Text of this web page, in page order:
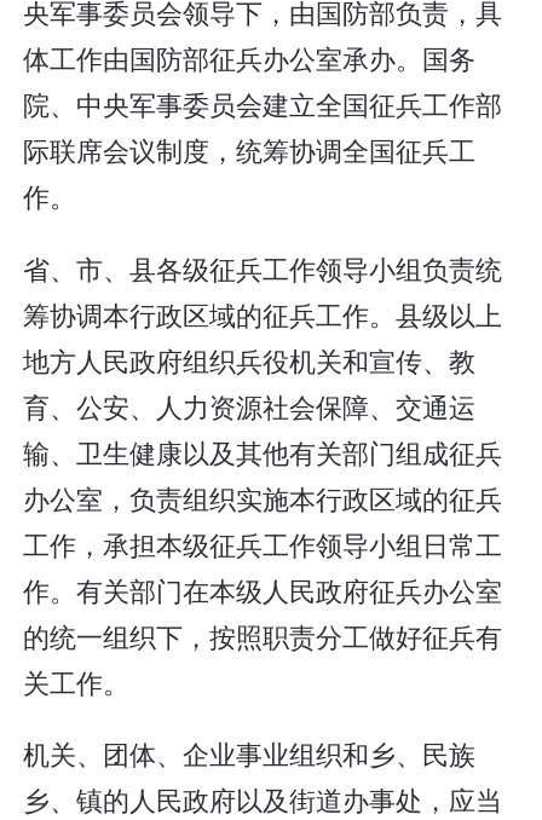
央军事委员会领导下，由国防部负责，具
体工作由国防部征兵办公室承办。国务
院、中央军事委员会建立全国征兵工作部
际联席会议制度，统筹协调全国征兵工
作。
省、市、县各级征兵工作领导小组负责统
筹协调本行政区域的征兵工作。县级以上
地方人民政府组织兵役机关和宣传、教
育、公安、人力资源社会保障、交通运
输、卫生健康以及其他有关部门组成征兵
办公室，负责组织实施本行政区域的征兵
工作，承担本级征兵工作领导小组日常工
作。有关部门在本级人民政府征兵办公室
的统一组织下，按照职责分工做好征兵有
关工作。
机关、团体、企业事业组织和乡、民族
乡、镇的人民政府以及街道办事处，应当